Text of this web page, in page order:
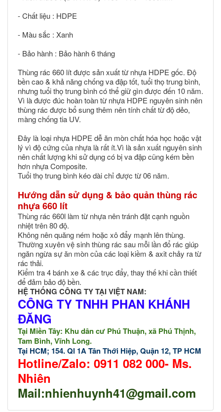
- Chất liệu : HDPE
- Màu sắc : Xanh
- Bảo hành : Bảo hành 6 tháng
Thùng rác 660 lít được sản xuất từ nhựa HDPE gốc. Độ
bền cao & khả năng chống va đập tốt, tuổi thọ trung bình,
nhưng tuổi thọ trung bình có thể giữ gìn được đến 10 năm.
Vì là được đúc hoàn toàn từ nhựa HDPE nguyên sinh nên
thùng rác được bổ sung thêm nên tính chất từ độ dẻo,
màng chống tia UV.
Đây là loại nhựa HDPE dễ ăn mòn chất hóa học hoặc vật
lý vì độ cứng của nhựa là rất ít.Vì là sản xuất nguyên sinh
nên chất lượng khi sử dụng có bị va đập cũng kém bền
hơn nhựa Composite.
Tuổi thọ trung bình kéo dài chỉ được từ 06 năm.
Hướng dẫn sử dụng & bảo quản thùng rác
nhựa 660 lít
Thùng rác 660l làm từ nhựa nên tránh đặt cạnh nguồn
nhiệt trên 80 độ.
Không nên quăng ném hoặc xô đẩy mạnh lên thùng.
Thường xuyên vệ sinh thùng rác sau mỗi lần đổ rác giúp
ngăn ngừa sự ăn mòn của các loại kiềm & axit chảy ra từ
rác thải.
Kiểm tra 4 bánh xe & các trục đẩy, thay thế khi cần thiết
để đảm bảo độ bền.
HỆ THỐNG CÔNG TY TẠI VIỆT NAM:
CÔNG TY TNHH PHAN KHÁNH
ĐĂNG
Tại Miền Tây: Khu dân cư Phú Thuận, xã Phú Thịnh,
Tam Bình, Vĩnh Long.
Tại HCM; 154. Ql 1A Tân Thới Hiệp, Quận 12, TP HCM
Hotline/Zalo: 0911 082 000- Ms.
Nhiên
Mail:nhienhuynh41@gmail.com